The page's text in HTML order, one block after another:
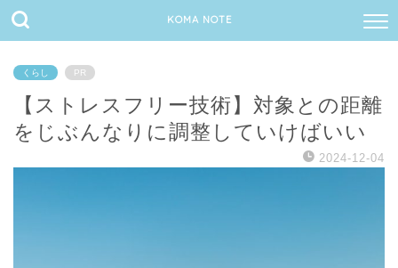
KOMA NOTE
くらし PR
【ストレスフリー技術】対象との距離
をじぶんなりに調整していけばいい
2024-12-04